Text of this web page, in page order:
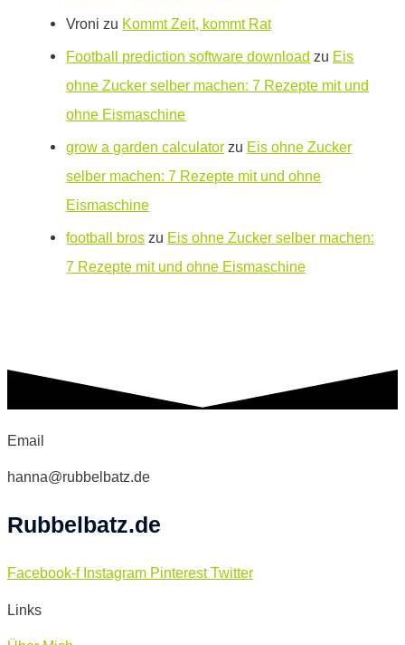
Vroni zu Kommt Zeit, kommt Rat
Football prediction software download zu Eis
ohne Zucker selber machen: 7 Rezepte mit und
ohne Eismaschine
grow a garden calculator zu Eis ohne Zucker
selber machen: 7 Rezepte mit und ohne
Eismaschine
football bros zu Eis ohne Zucker selber machen:
7 Rezepte mit und ohne Eismaschine
Email
hanna@rubbelbatz.de
Rubbelbatz.de
Facebook-f Instagram Pinterest Twitter
Links